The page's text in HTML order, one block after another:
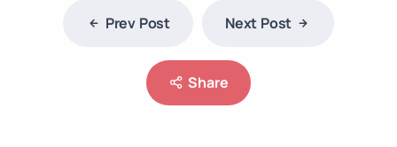
Prev Post Next Post
Share